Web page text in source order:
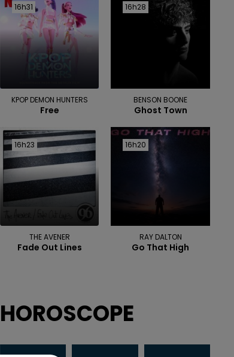
16h31
16h31
KPOP DEMON HUNTERS
Free
16h28
16h28
BENSON BOONE
Ghost Town
16h23
16h23
THE AVENER
Fade Out Lines
16h20
16h20
RAY DALTON
Go That High
HOROSCOPE